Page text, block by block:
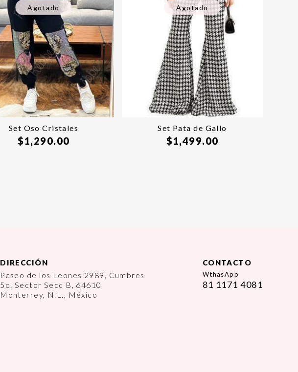
Agotado
Set Oso Cristales
$1,290.00
Agotado
Set Pata de Gallo
$1,499.00
DIRECCIÓN
Paseo de los Leones 2989, Cumbres
5o. Sector Secc B, 64610
Monterrey, N.L., México
CONTACTO
WthasApp
81 1171 4081